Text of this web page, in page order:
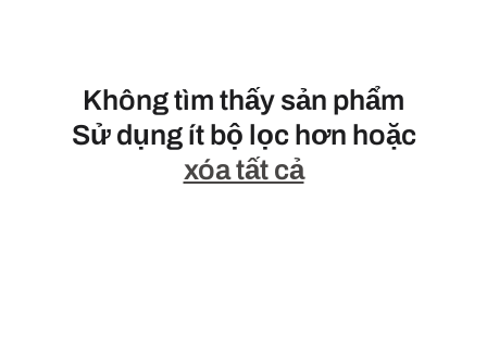
Không tìm thấy sản phẩm
Sử dụng ít bộ lọc hơn hoặc
xóa tất cả